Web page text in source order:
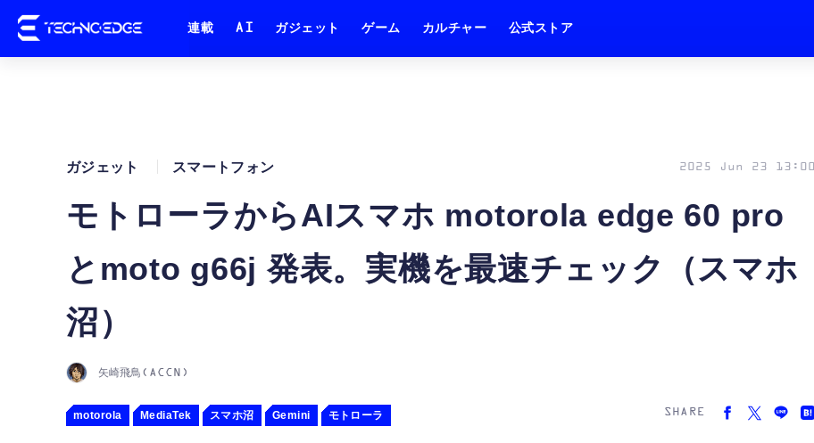
連載 AI ガジェット ゲーム カルチャー 公式ストア
モトローラからAIスマホ motorola edge 60 pro
とmoto g66j 発表。実機を最速チェック（スマホ
沼）
ガジェット スマートフォン 2025 Jun 23 13:00
矢崎飛鳥(ACCN)
motorola MediaTek スマホ沼 Gemini モトローラ SHARE